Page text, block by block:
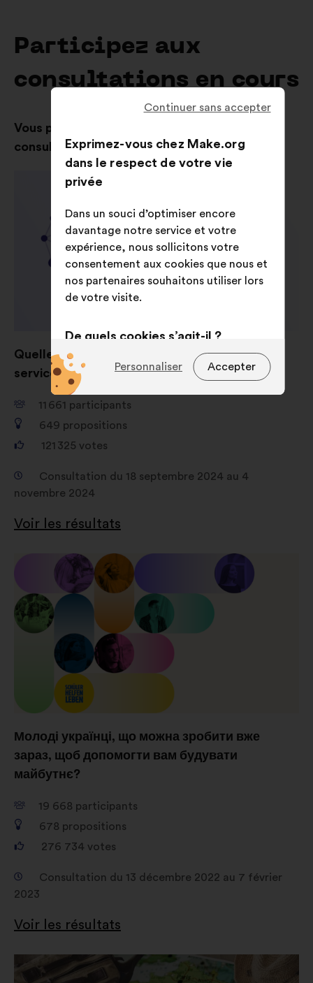
Participez aux
consultations en cours
Vous pouvez aussi consulter les résultats des
consultations précédentes
Quelles sont vos idées pour mettre l'IA au
service de l’intérêt général ?
11 661 participants
649 propositions
121 325 votes
Consultation du 18 septembre 2024 au 4
novembre 2024
Voir les résultats
Молоді українці, що можна зробити вже
зараз, щоб допомогти вам будувати
майбутнє?
19 668 participants
678 propositions
276 734 votes
Consultation du 13 décembre 2022 au 7 février
2023
Voir les résultats
Continuer sans accepter
Exprimez-vous chez Make.org
dans le respect de votre vie
privée
Dans un souci d’optimiser encore
davantage notre service et votre
expérience, nous sollicitons votre
consentement aux cookies que nous et
nos partenaires souhaitons utiliser lors
de votre visite.
De quels cookies s’agit-il ?
Techniques :des cookies
indispensables pour faire
fonctionner le site
Préférences :
Statistiques :des cookies pour
enrichir l’analyse de nos
agrégée
Réseaux sociaux :
des cookies
pour nous aider à optimiser notre
impact grâce aux réseaux sociaux
Accepter
Personnaliser